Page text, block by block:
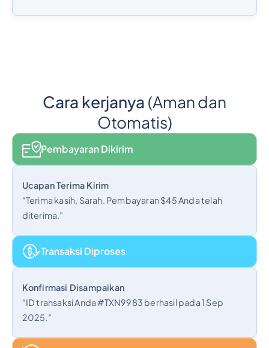
Cara kerjanya (Aman dan
Otomatis)
Pembayaran Dikirim
Ucapan Terima Kirim
“Terima kasih, Sarah. Pembayaran $45 Anda telah
diterima.”
Transaksi Diproses
Konfirmasi Disampaikan
“ID transaksi Anda #TXN9983 berhasil pada 1 Sep
2025.”